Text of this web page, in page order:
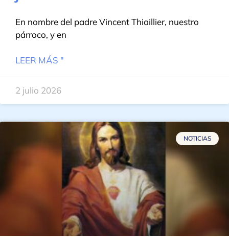
En nombre del padre Vincent Thiaillier, nuestro
párroco, y en
LEER MÁS "
2 julio 2026
NOTICIAS